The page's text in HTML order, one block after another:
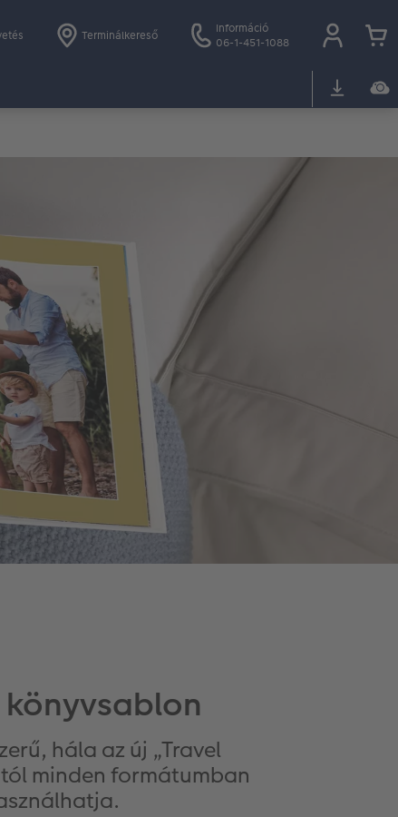
Terminálkereső
Információ
06-1-451-1088
könyvsablon
hála az új „Travel
minden formátumban